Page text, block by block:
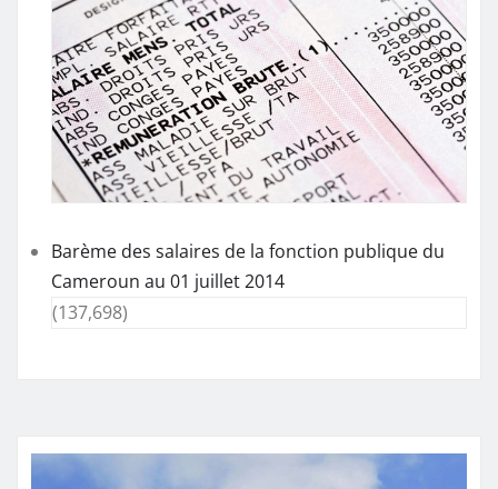
Barème des salaires de la fonction publique du
Cameroun au 01 juillet 2014
(137,698)